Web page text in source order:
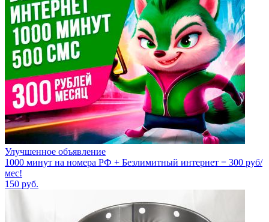
Улучшенное объявление
1000 минут на номера РФ + Безлимитный интернет = 300 руб/
мес!
150 руб.